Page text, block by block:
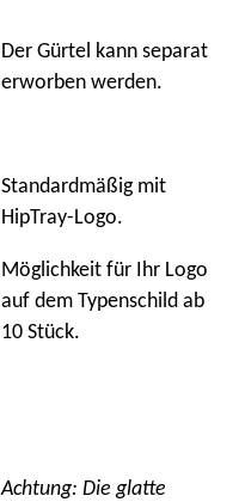
Der Gürtel kann separat
erworben werden.
Standardmäßig mit
HipTray-Logo.
Möglichkeit für Ihr Logo
auf dem Typenschild ab
10 Stück.
Achtung: Die glatte